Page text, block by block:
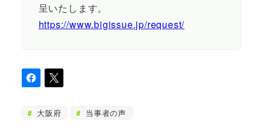
呈いたします。
https://www.bigissue.jp/request/
大阪府 当事者の声